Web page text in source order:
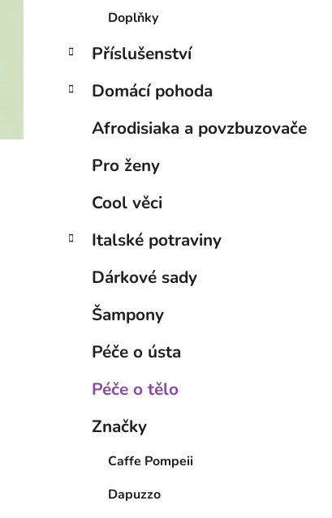
Doplňky
Příslušenství
Domácí pohoda
Afrodisiaka a povzbuzovače
Pro ženy
Cool věci
Italské potraviny
Dárkové sady
Šampony
Péče o ústa
Péče o tělo
Značky
Caffe Pompeii
Dapuzzo